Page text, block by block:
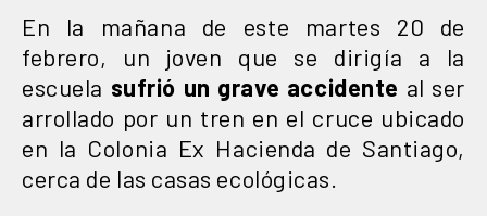
En la mañana de este martes 20 de
febrero, un joven que se dirigía a la
escuela sufrió un grave accidente al ser
arrollado por un tren en el cruce ubicado
en la Colonia Ex Hacienda de Santiago,
cerca de las casas ecológicas.